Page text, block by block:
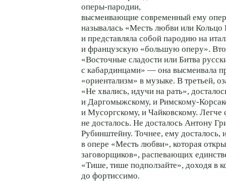
оперы-пародии,
высмеивающие современный ему
называлась «Месть любви или Кольцо
и представляла собой пародию на
и французскую «большую оперу».
«Восточные сладости или Битва
с кабардинцами» — она высмеивала
«ориентализм» в музыке. В третьей,
«Не хвались, идучи на рать»,
и Даргомыжскому, и Римскому-
и Мусоргскому, и Чайковскому. Легче
не досталось. Не досталось Антону
Рубинштейну. Точнее, ему досталось,
в опере «Месть любви», которая
заговорщиков», распевающих
«Тише, тише подползайте», доходя в
до фортиссимо.